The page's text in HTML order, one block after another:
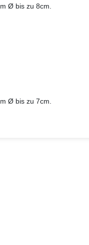
Ø bis zu 8cm.
Ø bis zu 7cm.